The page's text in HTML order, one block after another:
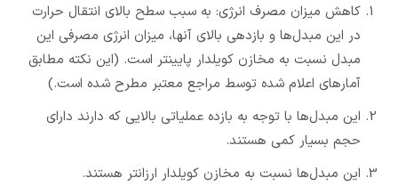
کاهش میزان مصرف انرژی: به سبب سطح بالای انتقال حرارت
در این مبدل‌ها و بازدهی بالای آنها، میزان انرژی مصرفی این
مبدل نسبت به مخازن کویلدار پایینتر است. (این نکته مطابق
آمارهای اعلام شده توسط مراجع معتبر مطرح شده است.)
این مبدل‌ها با توجه به بازده عملیاتی بالایی که دارند دارای
حجم بسیار کمی هستند.
این مبدل‌ها نسبت به مخازن کویلدار ارزانتر هستند.